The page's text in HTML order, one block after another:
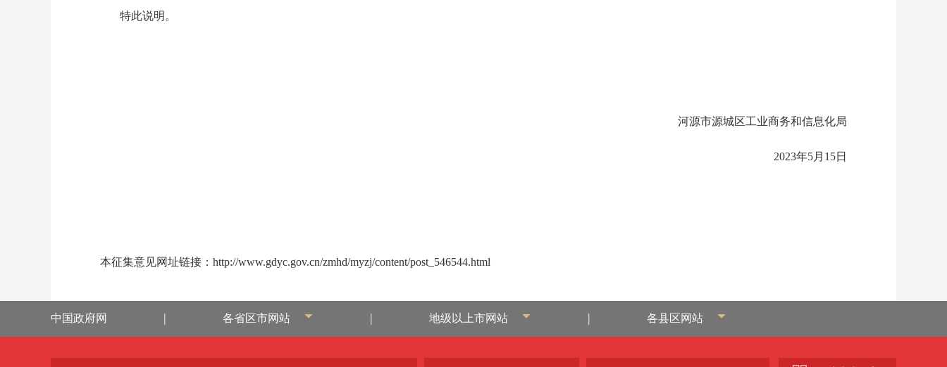
特此说明。
河源市源城区工业商务和信息化局
2023年5月15日
本征集意见网址链接 ： http://www.gdyc.gov.cn/zmhd/myzj/content/post_546544.html
中国政府网 | 各省区市网站 | 地级以上市网站 | 各县区网站